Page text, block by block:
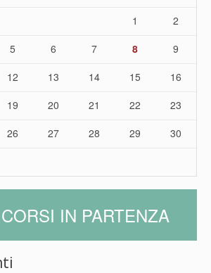
1
2
5 6 7 8
9
12 13 14 15
16
19 20 21 22
23
26 27 28 29
30
IN PARTENZA